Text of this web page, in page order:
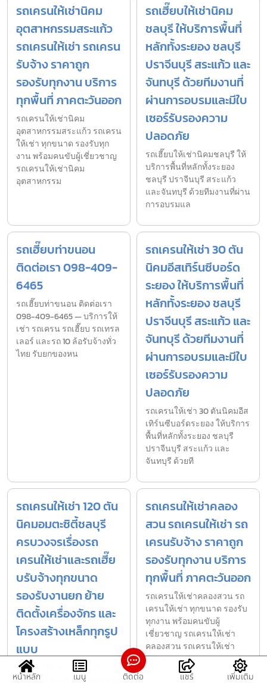
รถเครนให้เช่านิคม
อุตสาหกรรมสระแก้ว
รถเครนให้เช่า รถเครน
รับจ้าง ราคาถูก
รองรับทุกงาน บริการ
ทุกพื้นที่ ภาคตะวันออก
รถเครนให้เช่านิคม
อุตสาหกรรมสระแก้ว รถเครน
ให้เช่า ทุกขนาด รองรับทุก
งาน พร้อมคนขับผู้เชี่ยวชาญ
รถเครนให้เช่านิคม
อุตสาหกรรม
รถเฮี๊ยบให้เช่านิคม
ชลบุรี ให้บริการพื้นที่
หลักทั้งระยอง ชลบุรี
ปราจีนบุรี สระแก้ว และ
จันทบุรี ด้วยทีมงานที่
ผ่านการอบรมและมีใบ
เซอร์รับรองความ
ปลอดภัย
รถเฮี๊ยบให้เช่านิคมชลบุรี ให้
บริการพื้นที่หลักทั้งระยอง
ชลบุรี ปราจีนบุรี สระแก้ว
และจันทบุรี ด้วยทีมงานที่ผ่าน
การอบรมแล
รถเฮี๊ยบท่าขนอน
ติดต่อเรา 098-409-
6465
รถเฮี๊ยบท่าขนอน ติดต่อเรา
098-409-6465 — บริการให้
เช่า รถเครน รถเฮี๊ยบ รถเทรล
เลอร์ และรถ 10 ล้อรับจ้างทั่ว
ไทย รับยกของหน
รถเครนให้เช่า 30 ตัน
นิคมอีสเทิร์นซีบอร์ด
ระยอง ให้บริการพื้นที่
หลักทั้งระยอง ชลบุรี
ปราจีนบุรี สระแก้ว และ
จันทบุรี ด้วยทีมงานที่
ผ่านการอบรมและมีใบ
เซอร์รับรองความ
ปลอดภัย
รถเครนให้เช่า 30 ตันนิคมอีส
เทิร์นซีบอร์ดระยอง ให้บริการ
พื้นที่หลักทั้งระยอง ชลบุรี
ปราจีนบุรี สระแก้ว และ
จันทบุรี ด้วยที
รถเครนให้เช่า 120 ตัน
นิคมอมตะซิตี้ชลบุรี
ครบวงจรเรื่องรถ
เครนให้เช่าและรถเฮี๊ย
บรับจ้างทุกขนาด
รองรับงานยก ย้าย
ติดตั้งเครื่องจักร และ
โครงสร้างเหล็กทุกรูป
แบบ
รถเครนให้เช่า 120 ตันนิคม
อมตะซิตี้ชลบุรี ครบวงจรเรื่อง
รถเครนให้เช่าคลอง
สวน รถเครนให้เช่า รถ
เครนรับจ้าง ราคาถูก
รองรับทุกงาน บริการ
ทุกพื้นที่ ภาคตะวันออก
รถเครนให้เช่าคลองสวน รถ
เครนให้เช่า ทุกขนาด รองรับ
ทุกงาน พร้อมคนขับผู้
เชี่ยวชาญ รถเครนให้เช่า
คลองสวน รถเครนให้เช่า
ทุกขนา
หน้าหลัก
เมนู ติดต่อ แชร์ เพิ่มเติม